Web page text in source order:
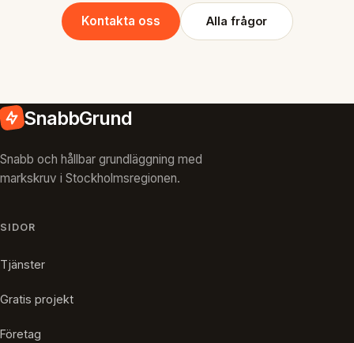
Kontakta oss Alla frågor
SnabbGrund
Snabb och hållbar grundläggning med
markskruv i Stockholmsregionen.
SIDOR
Tjänster
Gratis projekt
Företag